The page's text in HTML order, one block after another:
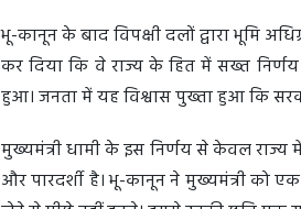
भू-कानून के बाद विपक्षी दलों द्वारा भूमि
कर दिया कि वे राज्य के हित में सख्त
हुआ। जनता में यह विश्वास पुख्ता हुआ कि
मुख्यमंत्री धामी के इस निर्णय से केवल राज्य
और पारदर्शी है। भू-कानून ने मुख्यमंत्री को